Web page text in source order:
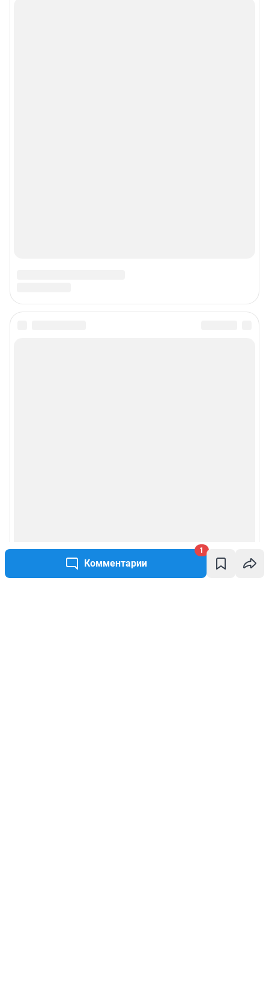
Комментарии
1